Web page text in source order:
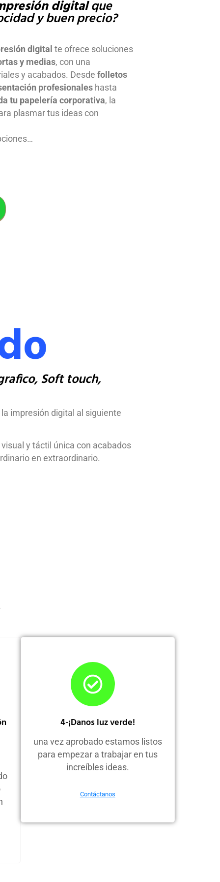
digitalque
y buen precio?
digital te ofrece soluciones
y medias, con una
y acabados. Desde folletos
profesionales hasta
tu papelería corporativa, la
plasmar tus ideas con
Soft touch,
la impresión digital al siguiente
y táctil única con acabados
en extraordinario.
4-¡Danos luz verde!
una vez aprobado estamos listos
para empezar a trabajar en tus
increíbles ideas.
Contáctanos